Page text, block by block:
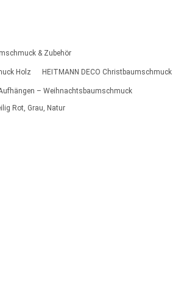
& Zubehör
Holz HEITMANN DECO Christbaumschmuck
– Weihnachtsbaumschmuck
Rot, Grau, Natur